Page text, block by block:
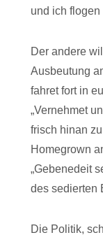
und ich
Der andere
Ausbeutung
fahret fort in
„Vernehmet
frisch hinan
Homegrown
„Gebenedeit
des sedierten
Die Politik,